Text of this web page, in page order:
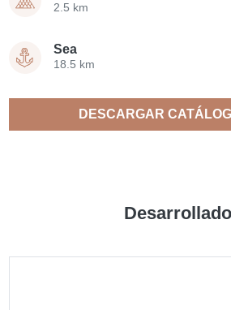
2.5 km
Sea
18.5 km
DESCARGAR